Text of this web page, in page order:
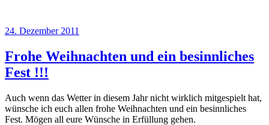
Veröffentlicht
24. Dezember 2011
Frohe Weihnachten und ein besinnliches
Fest !!!
Auch wenn das Wetter in diesem Jahr nicht wirklich mitgespielt hat,
wünsche ich euch allen frohe Weihnachten und ein besinnliches
Fest. Mögen all eure Wünsche in Erfüllung gehen.